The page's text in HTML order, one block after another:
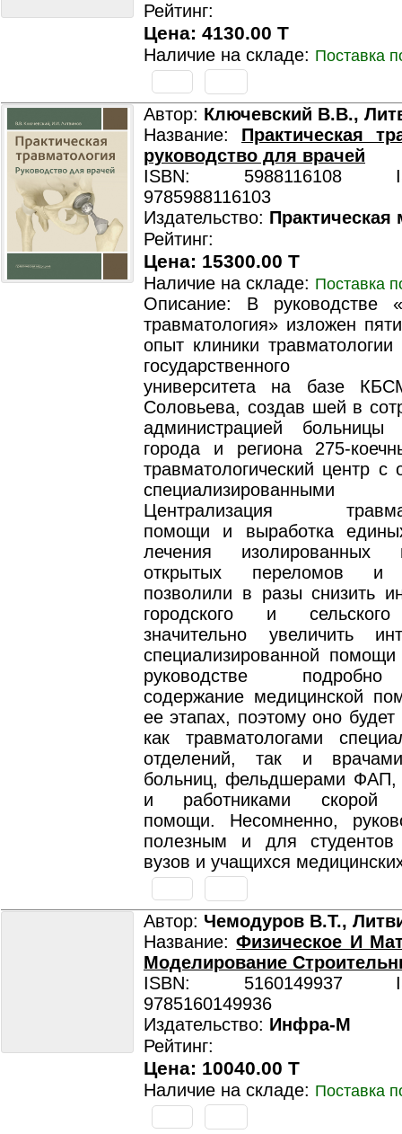
Рейтинг:
Цена: 4130.00 T
Наличие на складе: Поставка
Автор: Ключевский В.В.,
Название: Практическая
руководство для врачей
ISBN: 5988116108
9785988116103
Издательство: Практическая
Рейтинг:
Цена: 15300.00 T
Наличие на складе: Поставка
Описание: В руководстве
травматология» изложен
опыт клиники травматологии
государственного
университета на базе
Соловьева, создав шей в
администрацией
города и региона 275-
травматологический центр с
специализированными
Централизация
помощи и выработка
лечения изолированных
открытых переломов и
позволили в разы снизить
городского и
значительно увеличить
специализированной
руководстве
содержание медицинской
ее этапах, поэтому оно будет
как травматологами
отделений, так и
больниц, фельдшерами ФАП,
и работниками скорой
помощи. Несомненно,
полезным и для студентов
вузов и учащихся
Автор: Чемодуров В.Т.,
Название:Физическое И
Моделирование
ISBN: 5160149937
9785160149936
Издательство: Инфра-М
Рейтинг:
Цена: 10040.00 T
Наличие на складе: Поставка